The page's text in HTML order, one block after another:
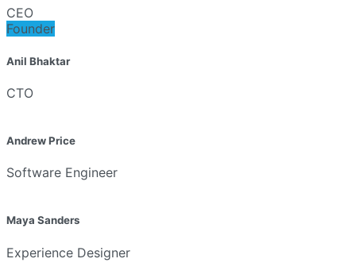
CEO
Founder
Anil Bhaktar
CTO
Andrew Price
Software Engineer
Maya Sanders
Experience Designer